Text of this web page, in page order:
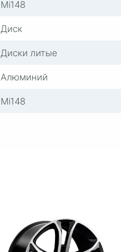
Mi148
Диск
Диски литые
Алюминий
Mi148
Mitsubishi